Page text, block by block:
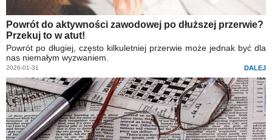
Powrót do aktywności zawodowej po dłuższej przerwie?
Przekuj to w atut!
Powrót po długiej, często kilkuletniej przerwie może jednak być dla
nas niemałym wyzwaniem.
2026-01-31 DALEJ